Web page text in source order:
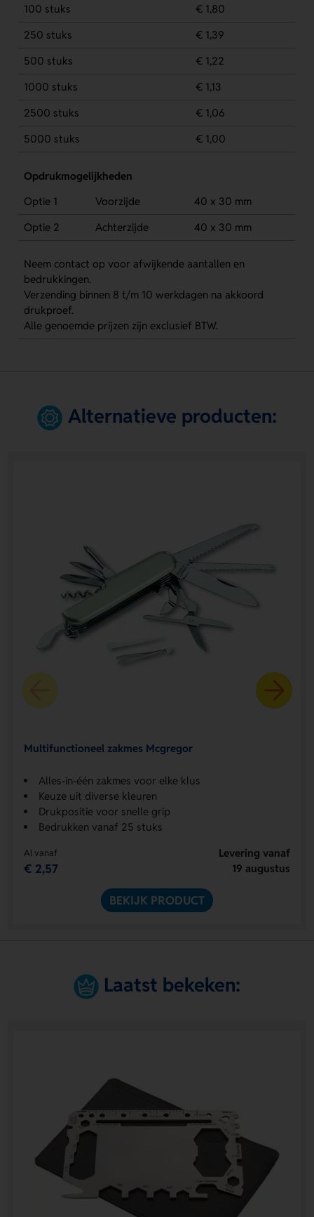
100 stuks
€ 1,80
250 stuks
€ 1,39
500 stuks
€ 1,22
1000 stuks
€ 1,13
2500 stuks
€ 1,06
5000 stuks
€ 1,00
Opdrukmogelijkheden
Optie 1
Voorzijde
40 x 30 mm
Optie 2
Achterzijde 40 x 30 mm
Neem contact op voor afwijkende aantallen en
bedrukkingen.
Verzending binnen 8 t/m 10 werkdagen na akkoord
drukproef.
Alle genoemde prijzen zijn exclusief BTW.
Alternatieve producten:
Multifunctioneel zakmes Mcgregor
Alles-in-één zakmes voor elke klus
Keuze uit diverse kleuren
Drukpositie voor snelle grip
Bedrukken vanaf 25 stuks
Al vanaf
€ 2,57
Levering vanaf
19 augustus
BEKIJK PRODUCT
Laatst bekeken: